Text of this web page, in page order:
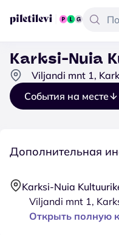
Karksi-Nuia
Viljandi mnt 1,
События на месте
Дополнительная
Karksi-Nuia
Viljandi mnt 1,
Открыть полную